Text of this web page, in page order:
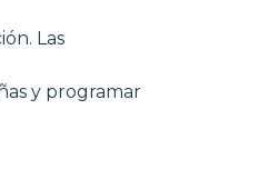
Las
y programar